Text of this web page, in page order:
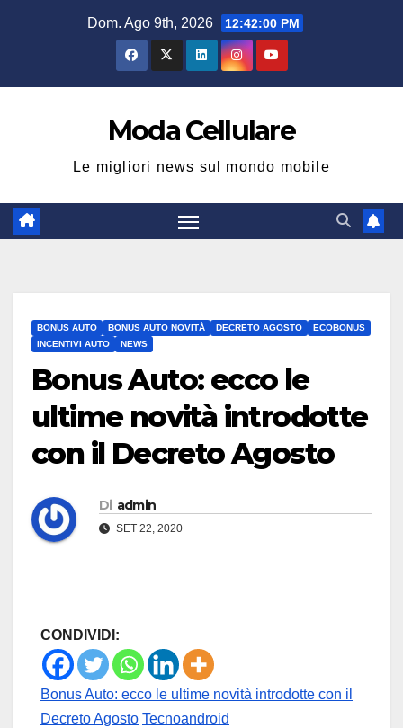
Dom. Ago 9th, 2026 12:42:00 PM
Moda Cellulare
Le migliori news sul mondo mobile
BONUS AUTO BONUS AUTO NOVITÀ DECRETO AGOSTO
ECOBONUS
INCENTIVI AUTO
NEWS
Bonus Auto: ecco le
ultime novità introdotte
con il Decreto Agosto
Di admin
SET 22, 2020
CONDIVIDI:
Bonus Auto: ecco le ultime novità introdotte con il
Decreto Agosto Tecnoandroid